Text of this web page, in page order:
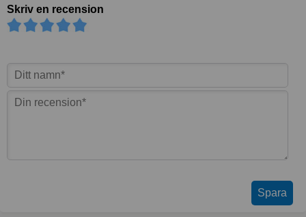
Skriv en recension